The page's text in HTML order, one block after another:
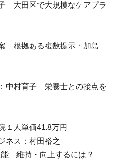
大田区で大規模なケアプラ
根拠ある複数提示：加島
中村育子 栄養士との接点を
人単価41.8万円
ネス：村田裕之
維持・向上するには？